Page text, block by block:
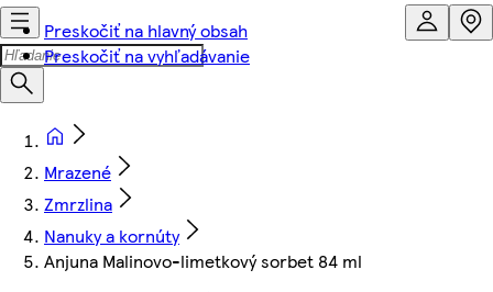
Preskočiť na hlavný obsah
Preskočiť na vyhľadávanie
Mrazené
Zmrzlina
Nanuky a kornúty
Anjuna Malinovo-limetkový sorbet 84 ml